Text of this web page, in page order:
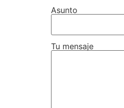
Asunto
Tu mensaje